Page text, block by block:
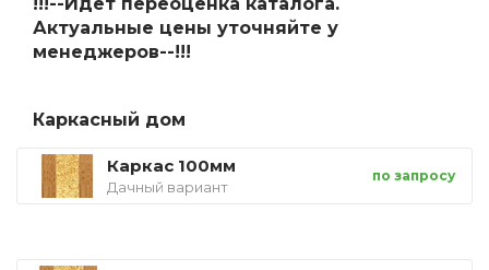
Актуальные цены уточняйте у
менеджеров--!!!
Каркасный дом
Каркас 100мм
Дачный вариант
по запросу